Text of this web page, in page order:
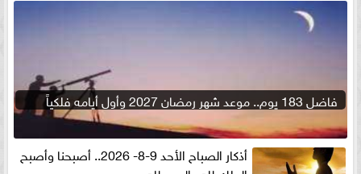
فاضل 183 يوم.. موعد شهر رمضان 2027 وأول أيامه فلكياً
أذكار الصباح الأحد 9-8- 2026.. أصبحنا وأصبح